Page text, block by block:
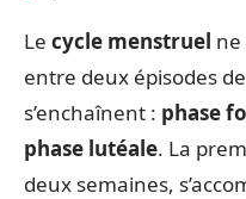
Le cycle menstruel ne
entre deux épisodes
s’enchaînent : phase
phase lutéale. La
deux semaines,